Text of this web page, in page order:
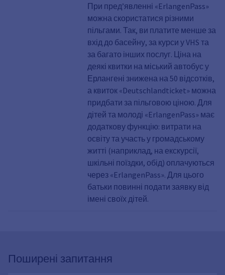
При пред’явленні «ErlangenPass»
можна скористатися різними
пільгами. Так, ви платите менше за
вхід до басейну, за курси у VHS та
за багато інших послуг. Ціна на
деякі квитки на міський автобус у
Ерлангені знижена на 50 відсотків,
а квиток «Deutschlandticket» можна
придбати за пільговою ціною. Для
дітей та молоді «ErlangenPass» має
додаткову функцію: витрати на
освіту та участь у громадському
житті (наприклад, на екскурсії,
шкільні поїздки, обід) оплачуються
через «ErlangenPass». Для цього
батьки повинні подати заявку від
імені своїх дітей.
Поширені запитання